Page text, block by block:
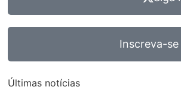
Inscreva-
Últimas notícias